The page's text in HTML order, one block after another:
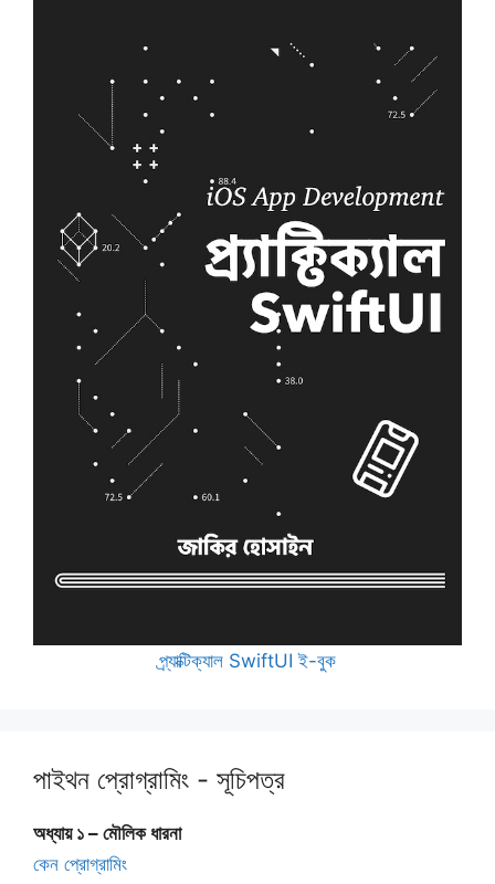
প্র্যাক্টিক্যাল SwiftUI ই-বুক
পাইথন প্রোগ্রামিং - সূচিপত্র
অধ্যায় ১ – মৌলিক ধারনা
কেন প্রোগ্রামিং